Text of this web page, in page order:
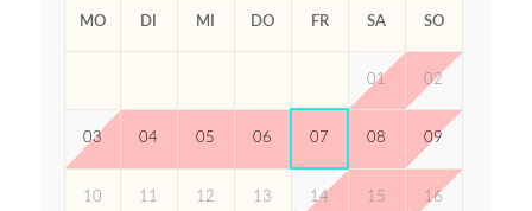
MO DI MI DO FR SA SO
01 02
03 04 05 06 07 08 09
10 11 12 13 14 15 16